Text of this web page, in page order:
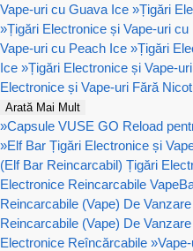
Vape-uri cu Guava Ice »Țigări
»Țigări Electronice și Vape-uri cu
Vape-uri cu Peach Ice »Țigări
Ice »Țigări Electronice și Vape-
Electronice și Vape-uri Fără
Arată Mai Mult
»Capsule VUSE GO Reload
»Elf Bar Țigări Electronice și
(Elf Bar Reincarcabil) Țigări
Electronice Reincarcabile
Reincarcabile (Vape) De Vanzare
Reincarcabile (Vape) De Vanzare
Electronice Reîncărcabile »